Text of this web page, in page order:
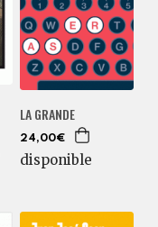
LA GRANDE
24,00€
disponible